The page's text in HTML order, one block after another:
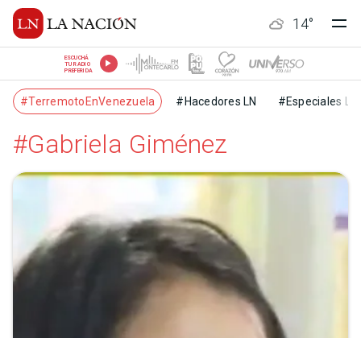
14°
ESCUCHÁ
TU RADIO
PREFERIDA
#TerremotoEnVenezuela #Hacedores LN #Especiales LN
#Gabriela Giménez